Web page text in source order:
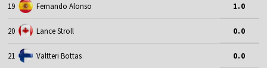
19 Fernando Alonso 1.0
20 Lance Stroll 0.0
21 Valtteri Bottas 0.0